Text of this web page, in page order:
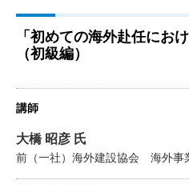
「初めての海外赴任にお
（初級編）
講師
大橋 昭彦 氏
前（一社）海外建設協会 海外